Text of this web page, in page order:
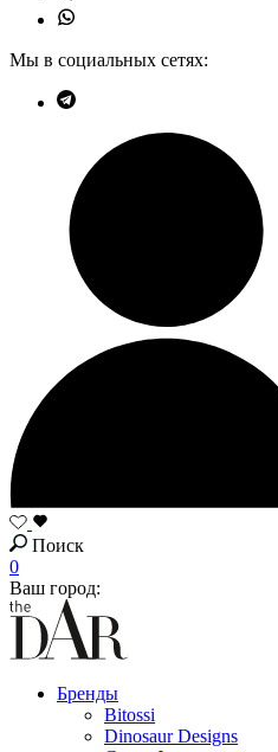
Мы в социальных сетях:
Поиск
0
Ваш город:
Бренды
Bitossi
Dinosaur Designs